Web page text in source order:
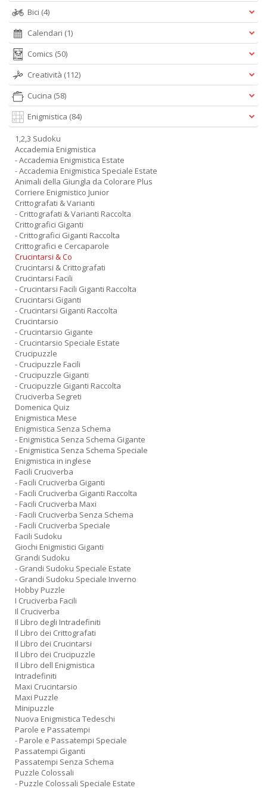
Bici (4)
Calendari (1)
Comics (50)
Creatività (112)
Cucina (58)
Enigmistica (84)
1,2,3 Sudoku
Accademia Enigmistica
- Accademia Enigmistica Estate
- Accademia Enigmistica Speciale Estate
Animali della Giungla da Colorare Plus
Corriere Enigmistico Junior
Crittografati & Varianti
- Crittografati & Varianti Raccolta
Crittografici Giganti
- Crittografici Giganti Raccolta
Crittografici e Cercaparole
Crucintarsi & Co
Crucintarsi & Crittografati
Crucintarsi Facili
- Crucintarsi Facili Giganti Raccolta
Crucintarsi Giganti
- Crucintarsi Giganti Raccolta
Crucintarsio
- Crucintarsio Gigante
- Crucintarsio Speciale Estate
Crucipuzzle
- Crucipuzzle Facili
- Crucipuzzle Giganti
- Crucipuzzle Giganti Raccolta
Cruciverba Segreti
Domenica Quiz
Enigmistica Mese
Enigmistica Senza Schema
- Enigmistica Senza Schema Gigante
- Enigmistica Senza Schema Speciale
Enigmistica in inglese
Facili Cruciverba
- Facili Cruciverba Giganti
- Facili Cruciverba Giganti Raccolta
- Facili Cruciverba Maxi
- Facili Cruciverba Senza Schema
- Facili Cruciverba Speciale
Facili Sudoku
Giochi Enigmistici Giganti
Grandi Sudoku
- Grandi Sudoku Speciale Estate
- Grandi Sudoku Speciale Inverno
Hobby Puzzle
I Cruciverba Facili
Il Cruciverba
Il Libro degli Intradefiniti
Il Libro dei Crittografati
Il Libro dei Crucintarsi
Il Libro dei Crucipuzzle
Il Libro dell Enigmistica
Intradefiniti
Maxi Crucintarsio
Maxi Puzzle
Minipuzzle
Nuova Enigmistica Tedeschi
Parole e Passatempi
- Parole e Passatempi Speciale
Passatempi Giganti
Passatempi Senza Schema
Puzzle Colossali
- Puzzle Colossali Speciale Estate